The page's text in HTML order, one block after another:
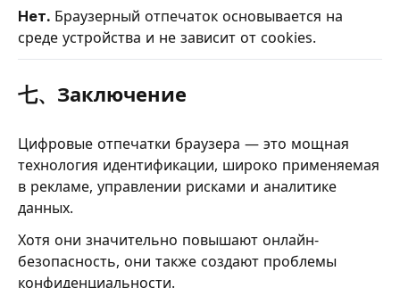
Нет. Браузерный отпечаток основывается на
среде устройства и не зависит от cookies.
七、Заключение
Цифровые отпечатки браузера — это мощная
технология идентификации, широко применяемая
в рекламе, управлении рисками и аналитике
данных.
Хотя они значительно повышают онлайн-
безопасность, они также создают проблемы
конфиденциальности.